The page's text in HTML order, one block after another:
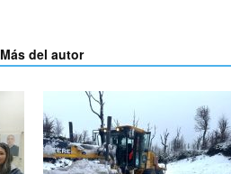
Más del autor